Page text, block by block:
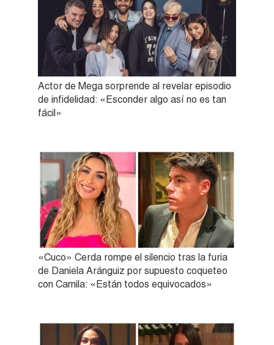
Actor de Mega sorprende al revelar episodio
de infidelidad: «Esconder algo así no es tan
fácil»
«Cuco» Cerda rompe el silencio tras la furia
de Daniela Aránguiz por supuesto coqueteo
con Camila: «Están todos equivocados»